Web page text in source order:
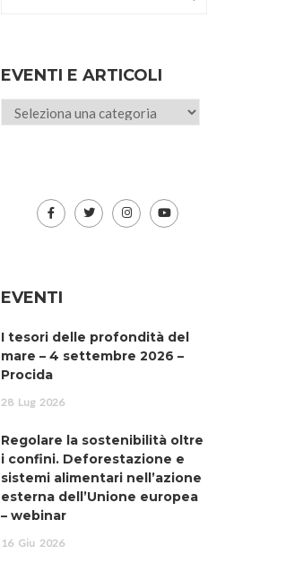
EVENTI E ARTICOLI
EVENTI
I tesori delle profondità del
mare – 4 settembre 2026 –
Procida
28 Lug 2026
Regolare la sostenibilità oltre
i confini. Deforestazione e
sistemi alimentari nell’azione
esterna dell’Unione europea
– webinar
16 Giu 2026